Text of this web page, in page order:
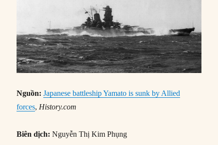
Nguồn:Japanese battleship Yamato is sunk by Allied
forces, History.com
Biên dịch: Nguyễn Thị Kim Phụng